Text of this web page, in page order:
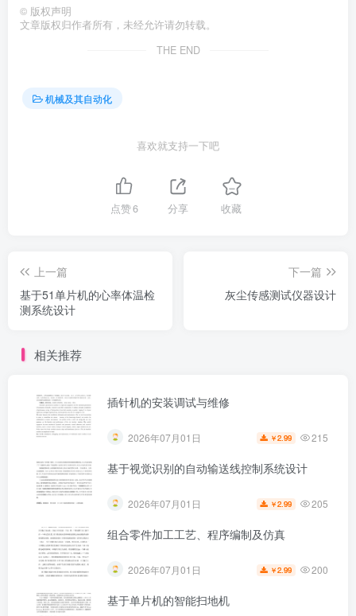
© 版权声明
文章版权归作者所有，未经允许请勿转载。
THE END
机械及其自动化
喜欢就支持一下吧
点赞6 分享 收藏
上一篇
基于51单片机的心率体温检
测系统设计
下一篇
灰尘传感测试仪器设计
相关推荐
插针机的安装调试与维修
2026年07月01日 ￥2.99 215
基于视觉识别的自动输送线控制系统设计
2026年07月01日 ￥2.99 205
组合零件加工工艺、程序编制及仿真
2026年07月01日 ￥2.99 200
基于单片机的智能扫地机